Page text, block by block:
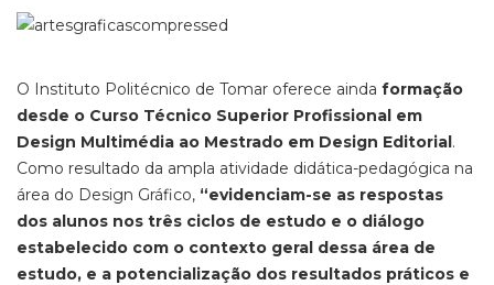
O Instituto Politécnico de Tomar oferece ainda formação
desde o Curso Técnico Superior Profissional em
Design Multimédia ao Mestrado em Design Editorial.
Como resultado da ampla atividade didática-pedagógica na
área do Design Gráfico, “evidenciam-se as respostas
dos alunos nos três ciclos de estudo e o diálogo
estabelecido com o contexto geral dessa área de
estudo, e a potencialização dos resultados práticos e